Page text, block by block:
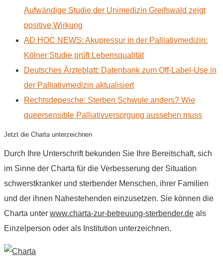
Aufwändige Studie der Unimedizin Greifswald zeigt
positive Wirkung
AD HOC NEWS: Akupressur in der Palliativmedizin:
Kölner Studie prüft Lebensqualität
Deutsches Ärzteblatt: Datenbank zum Off-Label-Use in
der Palliativmedizin aktualisiert
Rechtsdepesche: Sterben Schwule anders? Wie
queersensible Palliativversorgung aussehen muss
Jetzt die Charta unterzeichnen
Durch Ihre Unterschrift bekunden Sie Ihre Bereitschaft, sich
im Sinne der Charta für die Verbesserung der Situation
schwerstkranker und sterbender Menschen, ihrer Familien
und der ihnen Nahestehenden einzusetzen. Sie können die
Charta unter www.charta-zur-betreuung-sterbender.de als
Einzelperson oder als Institution unterzeichnen.